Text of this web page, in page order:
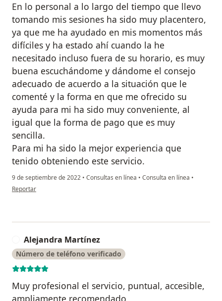
En lo personal a lo largo del tiempo que llevo
tomando mis sesiones ha sido muy placentero,
ya que me ha ayudado en mis momentos más
difíciles y ha estado ahí cuando la he
necesitado incluso fuera de su horario, es muy
buena escuchándome y dándome el consejo
adecuado de acuerdo a la situación que le
comenté y la forma en que me ofrecido su
ayuda para mi ha sido muy conveniente, al
igual que la forma de pago que es muy
sencilla.
Para mi ha sido la mejor experiencia que
tenido obteniendo este servicio.
9 de septiembre de 2022 • Consultas en línea • Consulta en línea •
en opinión del usuario Romano Montes
Reportar
Alejandra Martínez
Número de teléfono verificado
Muy profesional el servicio, puntual, accesible,
ampliamente recomendado